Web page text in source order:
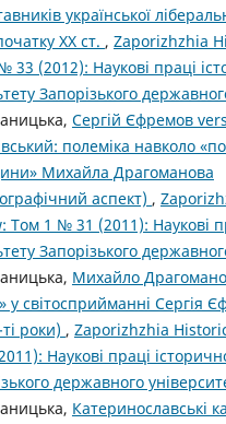
української
ХХ ст. , Zaporizhzhia
33 (2012): Наукові праці
Запорізького
Сергій Єфремов
полеміка навколо
Михайла Драгоманова
аспект) ,
Том 1 № 31 (2011): Наукові
Запорізького
Михайло
у світосприйманні Сергія
роки) , Zaporizhzhia
Наукові праці
державного
Катеринославські